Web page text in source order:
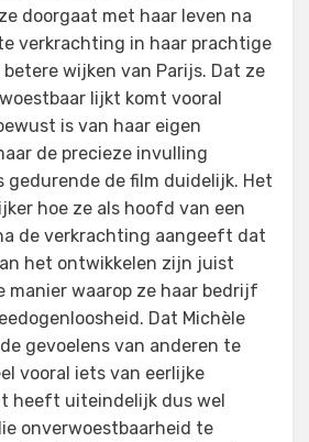
doorgaat met haar leven na
verkrachting in haar prachtige
wijken van Parijs. Dat ze
lijkt komt vooral
is van haar eigen
de precieze invulling
gedurende de film duidelijk. Het
hoe ze als hoofd van een
de verkrachting aangeeft dat
het ontwikkelen zijn juist
manier waarop ze haar bedrijf
Dat Michèle
gevoelens van anderen te
vooral iets van eerlijke
heeft uiteindelijk dus wel
onverwoestbaarheid te